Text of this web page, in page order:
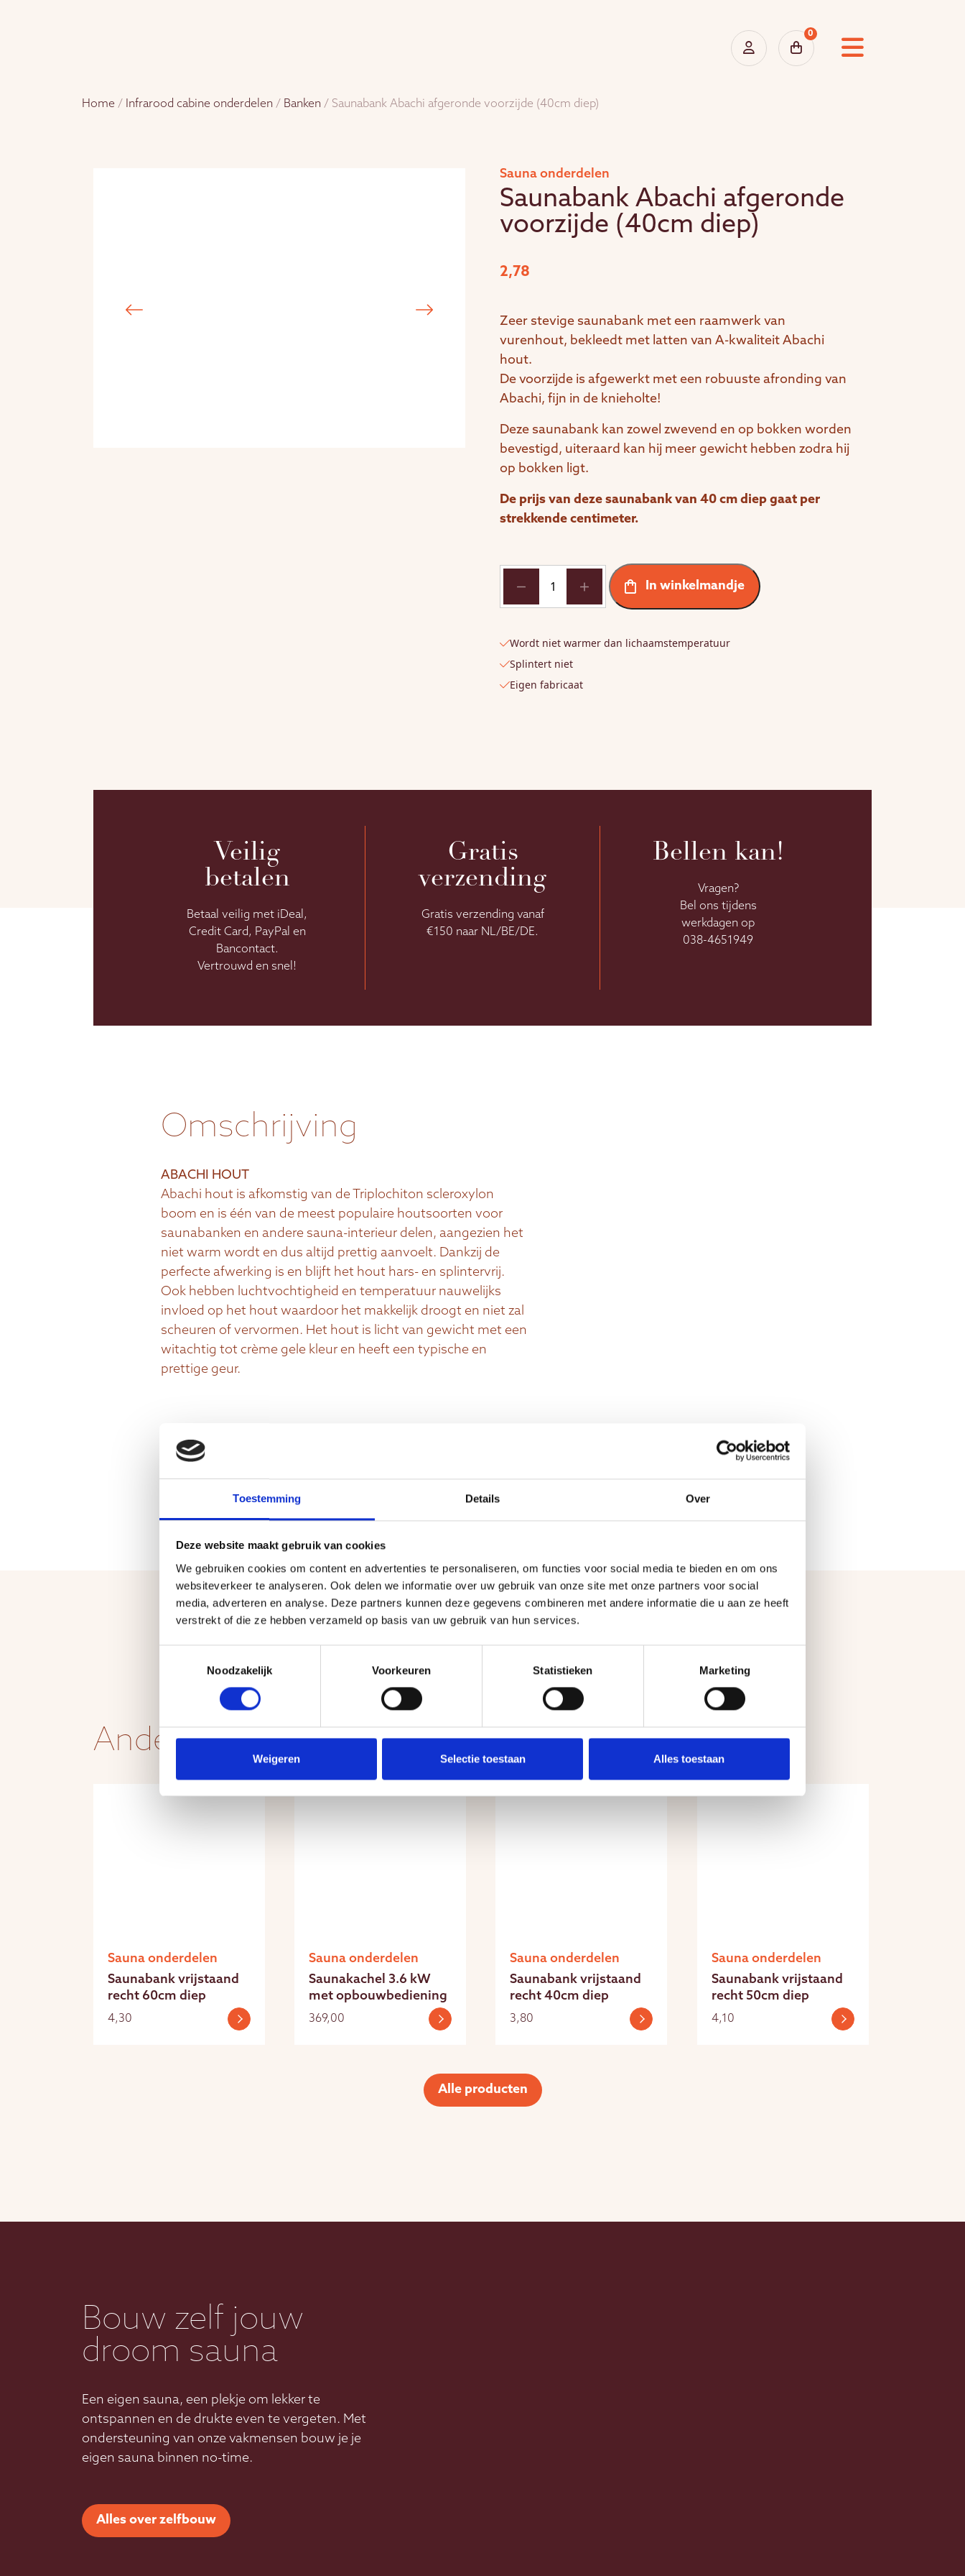
Toestemming Details Over
Deze website maakt gebruik van cookies
We gebruiken cookies om content en advertenties te personaliseren, om functies voor social media te bieden en om ons
websiteverkeer te analyseren. Ook delen we informatie over uw gebruik van onze site met onze partners voor social
media, adverteren en analyse. Deze partners kunnen deze gegevens combineren met andere informatie die u aan ze heeft
verstrekt of die ze hebben verzameld op basis van uw gebruik van hun services.
Noodzakelijk
Voorkeuren Statistieken Marketing
Weigeren Selectie toestaan Alles toestaan
0
Home / Infrarood cabine onderdelen / Banken / Saunabank Abachi afgeronde voorzijde (40cm diep)
Sauna onderdelen
Saunabank Abachi afgeronde
voorzijde (40cm diep)
2,78
Zeer stevige saunabank met een raamwerk van
vurenhout, bekleedt met latten van A-kwaliteit Abachi
hout.
De voorzijde is afgewerkt met een robuuste afronding van
Abachi, fijn in de knieholte!
Deze saunabank kan zowel zwevend en op bokken worden
bevestigd, uiteraard kan hij meer gewicht hebben zodra hij
op bokken ligt.
De prijs van deze saunabank van 40 cm diep gaat per
strekkende centimeter.
afgeronde
(40cm
diep)
aantal
In winkelmandje
Wordt niet warmer dan lichaamstemperatuur
Splintert niet
Eigen fabricaat
Veilig
betalen
Betaal veilig met iDeal,
Credit Card, PayPal en
Bancontact.
Vertrouwd en snel!
Gratis
verzending
Gratis verzending vanaf
€150 naar NL/BE/DE.
Bellen kan!
Vragen?
Bel ons tijdens
werkdagen op
038-4651949
Omschrijving
ABACHI HOUT
Abachi hout is afkomstig van de Triplochiton scleroxylon
boom en is één van de meest populaire houtsoorten voor
saunabanken en andere sauna-interieur delen, aangezien het
niet warm wordt en dus altijd prettig aanvoelt. Dankzij de
perfecte afwerking is en blijft het hout hars- en splintervrij.
Ook hebben luchtvochtigheid en temperatuur nauwelijks
invloed op het hout waardoor het makkelijk droogt en niet zal
scheuren of vervormen. Het hout is licht van gewicht met een
witachtig tot crème gele kleur en heeft een typische en
prettige geur.
afmetingen
Andere producten
Sauna onderdelen
Saunabank vrijstaand
recht 60cm diep
4,30
Sauna onderdelen
Saunakachel 3.6 kW
met opbouwbediening
369,00
Sauna onderdelen
Saunabank vrijstaand
recht 40cm diep
3,80
Sauna onderdelen
Saunabank vrijstaand
recht 50cm diep
4,10
Alle producten
Bouw zelf jouw
droom sauna
Een eigen sauna, een plekje om lekker te
ontspannen en de drukte even te vergeten. Met
ondersteuning van onze vakmensen bouw je je
eigen sauna binnen no-time.
Alles over zelfbouw